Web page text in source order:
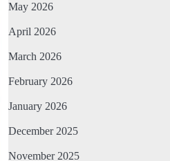
May 2026
April 2026
March 2026
February 2026
January 2026
December 2025
November 2025